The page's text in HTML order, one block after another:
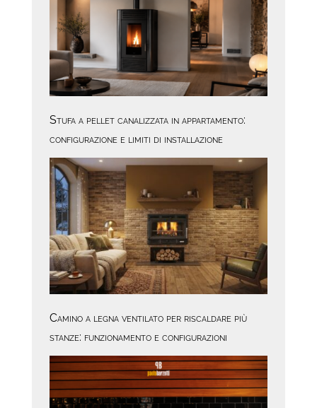
Stufa a pellet canalizzata in appartamento:
configurazione e limiti di installazione
Camino a legna ventilato per riscaldare più
stanze: funzionamento e configurazioni